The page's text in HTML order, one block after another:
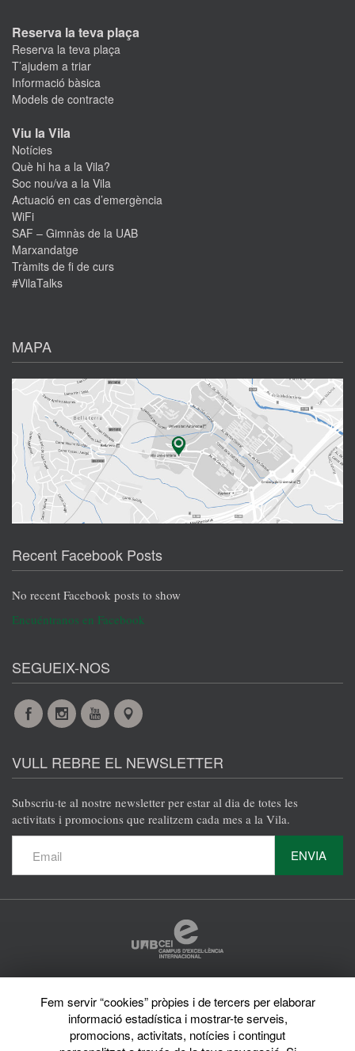
Reserva la teva plaça
Reserva la teva plaça
T’ajudem a triar
Informació bàsica
Models de contracte
Viu la Vila
Notícies
Què hi ha a la Vila?
Soc nou/va a la Vila
Actuació en cas d’emergència
WiFi
SAF – Gimnàs de la UAB
Marxandatge
Tràmits de fi de curs
#VilaTalks
MAPA
Recent Facebook Posts
No recent Facebook posts to show
Encuéntranos en Facebook
SEGUEIX-NOS
FacebookInstagram
YouTubeMaps
VULL REBRE EL NEWSLETTER
Subscriu·te al nostre newsletter per estar al dia de totes les
activitats i promocions que realitzem cada mes a la Vila.
ENVIA
Avís legal
Privacy policy
Sobre el web
Directori de la UAB
Fem servir “cookies” pròpies i de tercers per elaborar
informació estadística i mostrar-te serveis,
promocions, activitats, notícies i contingut